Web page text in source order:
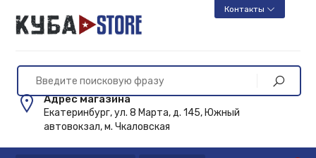
Контакты
Адрес магазина
Екатеринбург, ул. 8 Марта, д. 145, Южный
автовокзал, м. Чкаловская